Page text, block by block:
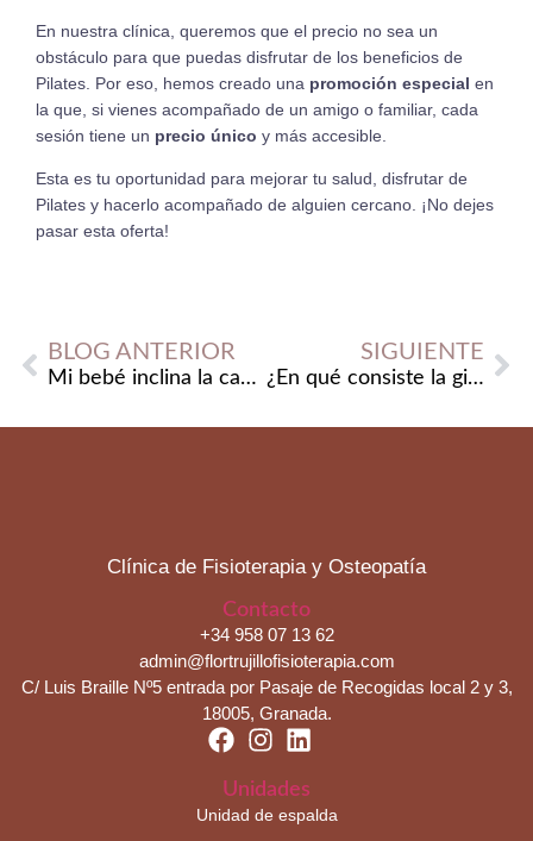
En nuestra clínica, queremos que el precio no sea un
obstáculo para que puedas disfrutar de los beneficios de
Pilates. Por eso, hemos creado una promoción especial en
la que, si vienes acompañado de un amigo o familiar, cada
sesión tiene un precio único y más accesible.
Esta es tu oportunidad para mejorar tu salud, disfrutar de
Pilates y hacerlo acompañado de alguien cercano. ¡No dejes
pasar esta oferta!
BLOG ANTERIOR
Mi bebé inclina la cabeza hacia un lado, ¿por qué?
SIGUIENTE
¿En qué consiste la gimnasia postparto?
Clínica de Fisioterapia y Osteopatía
Contacto
+34 958 07 13 62
admin@flortrujillofisioterapia.com
C/ Luis Braille Nº5 entrada por Pasaje de Recogidas local 2 y 3,
18005, Granada.
Unidades
Unidad de espalda